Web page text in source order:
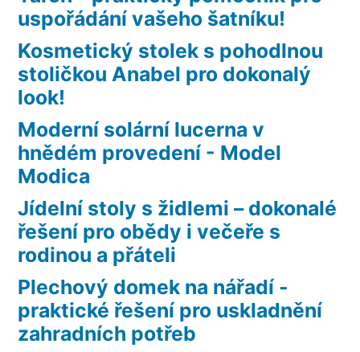
uspořádání vašeho šatníku!
Kosmetický stolek s pohodlnou
stoličkou Anabel pro dokonalý
look!
Moderní solární lucerna v
hnědém provedení - Model
Modica
Jídelní stoly s židlemi – dokonalé
řešení pro obědy i večeře s
rodinou a přáteli
Plechový domek na nářadí -
praktické řešení pro uskladnění
zahradních potřeb